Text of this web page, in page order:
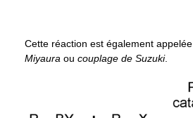
Cette réaction est également appelée
Miyaura ou couplage de Suzuki.